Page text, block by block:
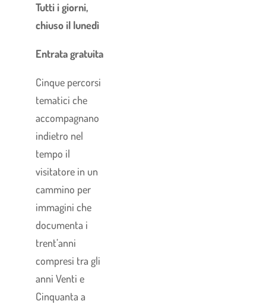
Tutti i giorni,
chiuso il lunedì
Entrata gratuita
Cinque percorsi
tematici che
accompagnano
indietro nel
tempo il
visitatore in un
cammino per
immagini che
documenta i
trent’anni
compresi tra gli
anni Venti e
Cinquanta a